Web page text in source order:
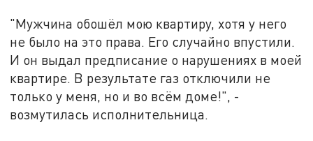
"Мужчина обошёл мою квартиру, хотя у него
не было на это права. Его случайно впустили.
И он выдал предписание о нарушениях в моей
квартире. В результате газ отключили не
только у меня, но и во всём доме!", -
возмутилась исполнительница.